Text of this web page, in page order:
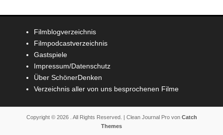
Filmblogverzeichnis
Filmpodcastverzeichnis
Gastspiele
Impressum/Datenschutz
Über SchönerDenken
Verzeichnis aller von uns besprochenen Filme
Copyright © 2026 . All Rights Reserved. | Clean Journal Pro von Catch
Themes